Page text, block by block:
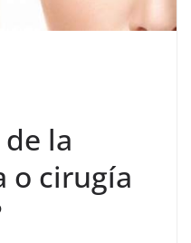
la
o cirugía